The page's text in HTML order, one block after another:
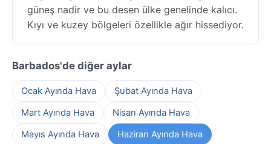
güneş nadir ve bu desen ülke genelinde kalıcı.
Kıyı ve kuzey bölgeleri özellikle ağır hissediyor.
Barbados'de diğer aylar
Ocak Ayında Hava
Şubat Ayında Hava
Mart Ayında Hava
Nisan Ayında Hava
Mayıs Ayında Hava
Haziran Ayında Hava